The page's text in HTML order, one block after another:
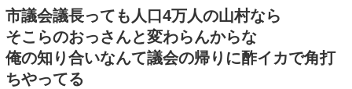
市議会議長っても人口4万人の山村なら
そこらのおっさんと変わらんからな
俺の知り合いなんて議会の帰りに酢イカで角打
ちやってる